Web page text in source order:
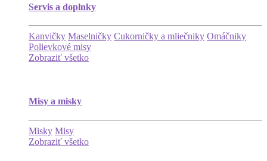
Servis a doplnky
Kanvičky Maselničky Cukorničky a mliečniky Omáčniky
Polievkové misy
Zobraziť všetko
Misy a misky
Misky Misy
Zobraziť všetko